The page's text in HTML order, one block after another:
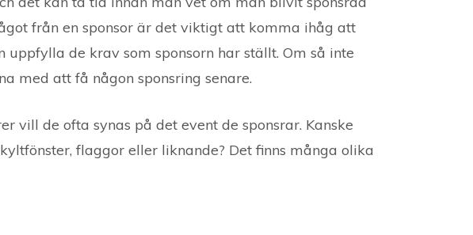
från en sponsor är det viktigt att komma ihåg att
uppfylla de krav som sponsorn har ställt. Om så inte
med att få någon sponsring senare.
vill de ofta synas på det event de sponsrar. Kanske
flaggor eller liknande? Det finns många olika